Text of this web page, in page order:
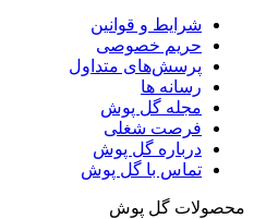
شرایط و قوانین
حریم خصوصی
پرسش‌های متداول
رسانه ها
مجله گل پوش
فرصت شغلی
درباره گل پوش
تماس با گل پوش
محصولات گل پوش